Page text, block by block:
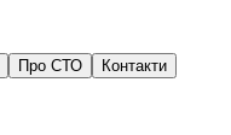
Про СТО Контакти